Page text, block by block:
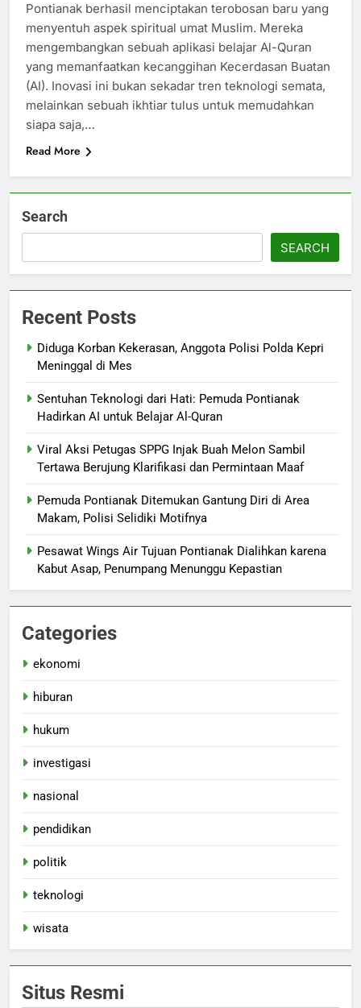
Pontianak berhasil menciptakan terobosan baru yang
menyentuh aspek spiritual umat Muslim. Mereka
mengembangkan sebuah aplikasi belajar Al-Quran
yang memanfaatkan kecanggihan Kecerdasan Buatan
(AI). Inovasi ini bukan sekadar tren teknologi semata,
melainkan sebuah ikhtiar tulus untuk memudahkan
siapa saja,…
Read More
Search
SEARCH
Recent Posts
Diduga Korban Kekerasan, Anggota Polisi Polda Kepri
Meninggal di Mes
Sentuhan Teknologi dari Hati: Pemuda Pontianak
Hadirkan AI untuk Belajar Al-Quran
Viral Aksi Petugas SPPG Injak Buah Melon Sambil
Tertawa Berujung Klarifikasi dan Permintaan Maaf
Pemuda Pontianak Ditemukan Gantung Diri di Area
Makam, Polisi Selidiki Motifnya
Pesawat Wings Air Tujuan Pontianak Dialihkan karena
Kabut Asap, Penumpang Menunggu Kepastian
Categories
ekonomi
hiburan
hukum
investigasi
nasional
pendidikan
politik
teknologi
wisata
Situs Resmi